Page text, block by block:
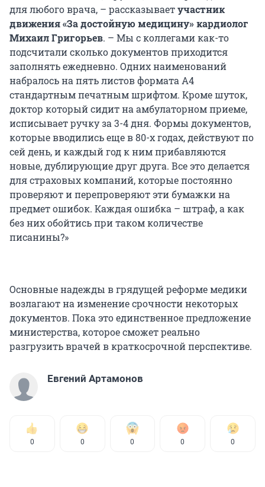
для любого врача, – рассказываетучастник
движения «За достойную медицину» кардиолог
Михаил Григорьев. – Мы с коллегами как-то
подсчитали сколько документов приходится
заполнять ежедневно. Одних наименований
набралось на пять листов формата А4
стандартным печатным шрифтом. Кроме шуток,
доктор который сидит на амбулаторном приеме,
исписывает ручку за 3-4 дня. Формы документов,
которые вводились еще в 80-х годах, действуют по
сей день, и каждый год к ним прибавляются
новые, дублирующие друг друга. Все это делается
для страховых компаний, которые постоянно
проверяют и перепроверяют эти бумажки на
предмет ошибок. Каждая ошибка – штраф, а как
без них обойтись при таком количестве
писанины?»
Основные надежды в грядущей реформе медики
возлагают на изменение срочности некоторых
документов. Пока это единственное предложение
министерства, которое сможет реально
разгрузить врачей в краткосрочной перспективе.
Евгений Артамонов
0 0 0 0 0